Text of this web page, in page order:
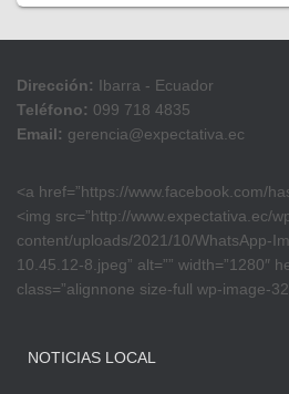
Dirección: Ibarra - Ecuador
Teléfono: 099 718 4835
Email: gerencia@expectativa.ec
<a href=”https://www.facebook.com/
<img src=”http://www.expectativa.ec/
content/uploads/2021/10/WhatsApp-
10.45.12-8.jpeg” alt=”” width=”1280″
class=”alignnone size-full wp-image-
NOTICIAS LOCAL